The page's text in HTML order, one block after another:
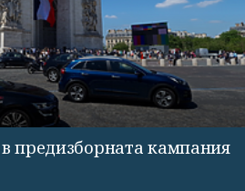
в предизборната кампания